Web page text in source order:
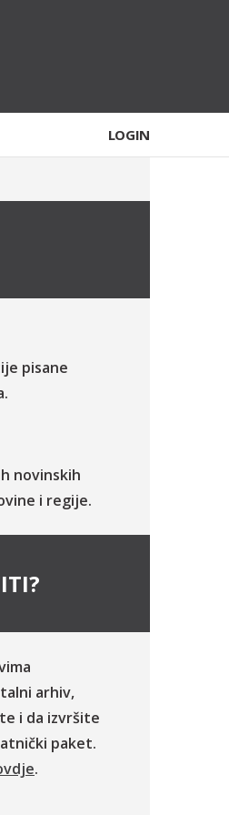
LOGIN
pisane
novinskih
i regije.
arhiv,
i da izvršite
paket.
.